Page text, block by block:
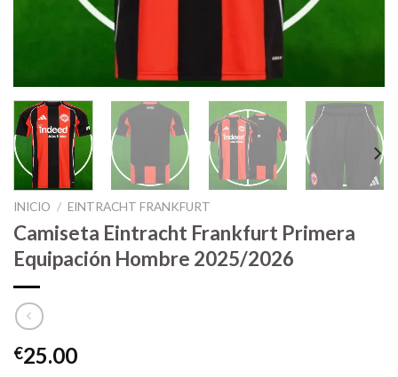
INICIO / EINTRACHT FRANKFURT
Camiseta Eintracht Frankfurt Primera
Equipación Hombre 2025/2026
€25.00